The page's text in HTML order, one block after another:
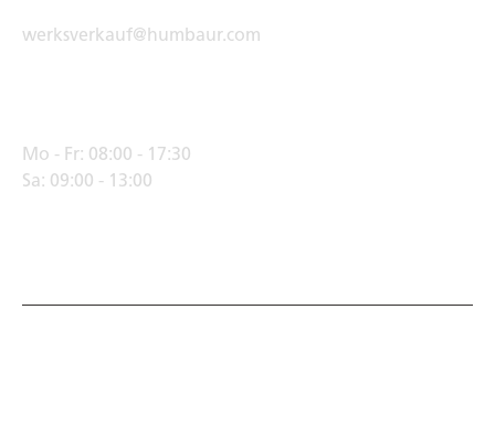
werksverkauf@humbaur.com
Mo - Fr: 08:00 - 17:30
Sa: 09:00 - 13:00